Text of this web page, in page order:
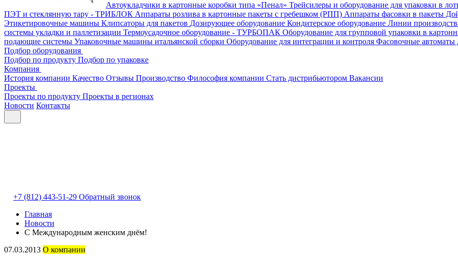
Автоукладчики в картонные коробки типа «Пенал» Трейсилеры и оборудование для упаковки в
ПЭТ и стеклянную тару - ТРИБЛОК Аппараты розлива в картонные пакеты с гребешком (РПП) Аппараты фасовки в пакеты
Этикетировочные машины Клипсаторы для пакетов Дозирующее оборудование Кондитерское оборудование Линии
системы укладки и паллетизации Термоусадочное оборудование - ТУРБОПАК Оборудование для групповой упаковки в
подающие системы Упаковочные машины итальянской сборки Оборудование для интеграции и контроля Фасовочные автоматы
Подбор оборудования
Подбор по продукту Подбор по упаковке
Компания
История компании Качество Отзывы Производство Философия компании Стать дистрибьютором Вакансии
Проекты
Проекты по продукту Проекты в регионах
Новости Контакты
+7 (812) 443-51-29 Обратный звонок
Главная
Новости
С Международным женским днём!
07.03.2013 О компании